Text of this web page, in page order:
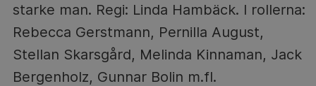
starke man. Regi: Linda Hambäck. I rollerna:
Rebecca Gerstmann, Pernilla August,
Stellan Skarsgård, Melinda Kinnaman, Jack
Bergenholz, Gunnar Bolin m.fl.